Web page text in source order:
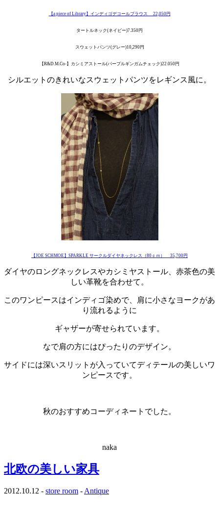
【a piece of Library】インディゴデコールブラウス 22,050円
タートルネック(ネイビー)7.350円
スウェットパンツ(グレー)10,290円
【R&D.M.Co-】カシミアストール(パープルギンガムチェック)22.050円
シルエットのきれいなスウェットパンツをレギンス風に。
【JOE SCHMOE】SPARKLE サークルダイヤネックレス（80ｃｍ） 35,700円
ダイヤのロングネックレスやカシミヤストール、赤茶色の美
しい革靴を合わせて。
このワンピースはインディゴ染めで、肩に小さなヨークがあ
り流れるように
ギャザーが寄せられています。
なで肩の方にはぴったりのデザイン。
サイドには深いスリットが入っていてディテールの美しいワ
ンピースです。
秋のおすすめコーディネートでした。
naka
北欧の美しい家具
2012.10.12 - store room - Antique